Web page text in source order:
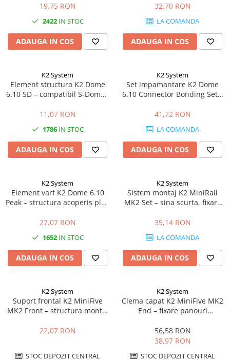
19,75 RON
2422IN STOC
ADAUGA IN COS
fotovoltaice
32,70 RON
LA COMANDA
ADAUGA IN COS
K2 System
Element structura K2 Dome
6.10 SD – compatibil S-Dome /
11,07 RON
1786IN STOC
ADAUGA IN COS
K2 System
Set impamantare K2 Dome
6.10 Connector Bonding Set –
6
41,72 RON
LA COMANDA
ADAUGA IN COS
K2 System
Element varf K2 Dome 6.10
Peak – structura acoperis plat,
27,07 RON
1652IN STOC
ADAUGA IN COS
K2 System
Sistem montaj K2 MiniRail
MK2 Set – sina scurta, fixare
panouri
39,14 RON
LA COMANDA
ADAUGA IN COS
K2 System
Suport frontal K2 MiniFive
MK2 Front – structura montaj
22,07 RON
STOC DEPOZIT CENTRAL
K2 System
Clema capat K2 MiniFive MK2
End – fixare panouri
MiniFive
56,58 RON
38,97 RON
STOC DEPOZIT CENTRAL